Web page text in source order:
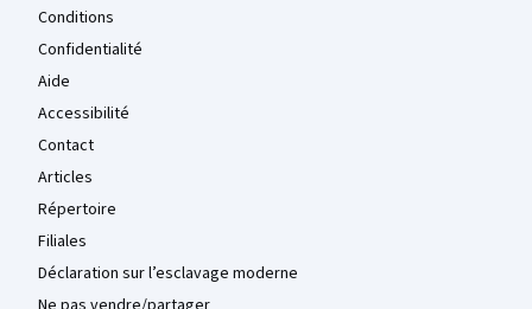
Conditions
Confidentialité
Aide
Accessibilité
Contact
Articles
Répertoire
Filiales
Déclaration sur l’esclavage moderne